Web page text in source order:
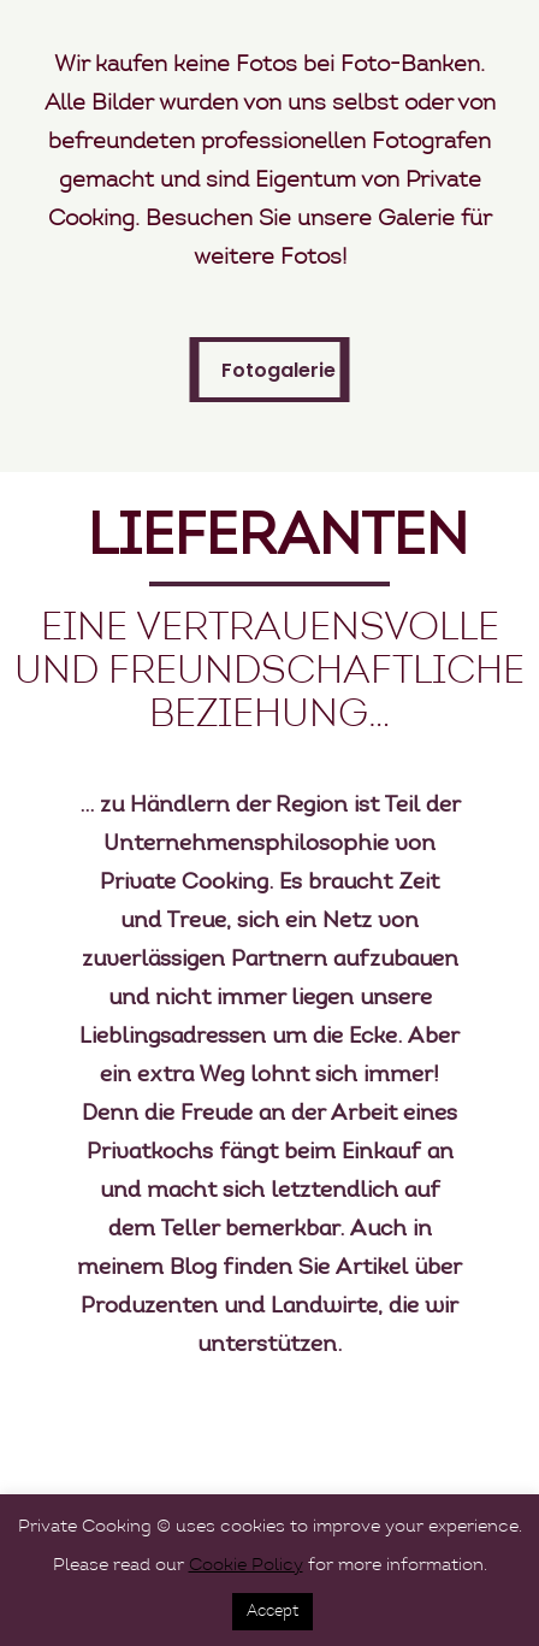
Wir kaufen keine Fotos bei Foto-Banken.
Alle Bilder wurden von uns selbst oder von
befreundeten professionellen Fotografen
gemacht und sind Eigentum von Private
Cooking. Besuchen Sie unsere Galerie für
weitere Fotos!
Fotogalerie
Fotogalerie
LIEFERANTEN
EINE VERTRAUENSVOLLE
UND FREUNDSCHAFTLICHE
BEZIEHUNG…
… zu Händlern der Region ist Teil der
Unternehmensphilosophie von
Private Cooking. Es braucht Zeit
und Treue, sich ein Netz von
zuverlässigen Partnern aufzubauen
und nicht immer liegen unsere
Lieblingsadressen um die Ecke. Aber
ein extra Weg lohnt sich immer!
Denn die Freude an der Arbeit eines
Privatkochs fängt beim Einkauf an
und macht sich letztendlich auf
dem Teller bemerkbar. Auch in
meinem Blog finden Sie Artikel über
Produzenten und Landwirte, die wir
unterstützen.
Private Cooking © uses cookies to improve your experience.
Please read our Cookie Policyfor more information.
Accept